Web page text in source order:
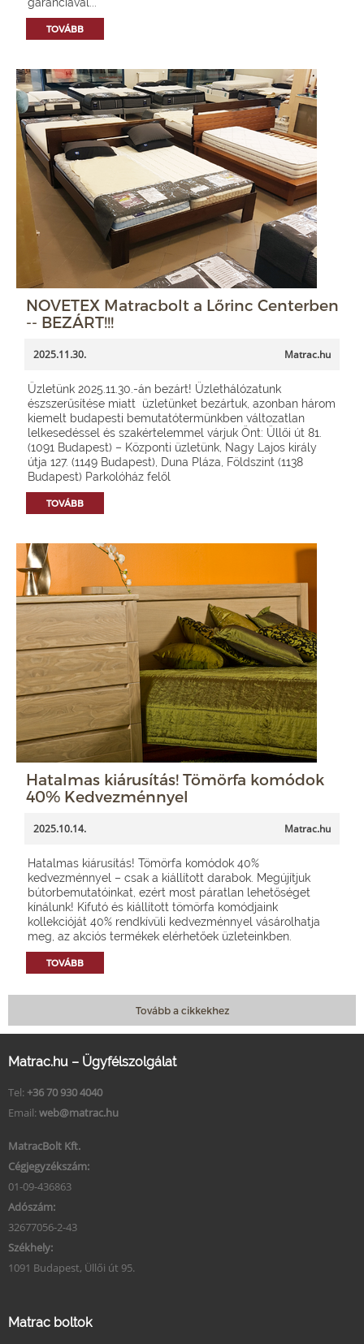
TOVÁBB
NOVETEX Matracbolt a Lőrinc Centerben
-- BEZÁRT!!!
2025.11.30. Matrac.hu
Üzletünk 2025.11.30.-án bezárt! Üzlethálózatunk
észszerűsítése miatt üzletünket bezártuk, azonban három
kiemelt budapesti bemutatótermünkben változatlan
lelkesedéssel és szakértelemmel várjuk Önt: Üllői út 81.
(1091 Budapest) – Központi üzletünk, Nagy Lajos király
útja 127. (1149 Budapest), Duna Pláza, Földszint (1138
Budapest) Parkolóház felől
TOVÁBB
Hatalmas kiárusítás! Tömörfa komódok
40% Kedvezménnyel
2025.10.14. Matrac.hu
Hatalmas kiárusítás! Tömörfa komódok 40%
kedvezménnyel – csak a kiállított darabok. Megújítjuk
bútorbemutatóinkat, ezért most páratlan lehetőséget
kínálunk! Kifutó és kiállított tömörfa komódjaink
kollekcióját 40% rendkívüli kedvezménnyel vásárolhatja
meg, az akciós termékek elérhetőek üzleteinkben.
TOVÁBB
Tovább a cikkekhez
Matrac.hu – Ügyfélszolgálat
Tel: +36 70 930 4040
Email: web@matrac.hu
MatracBolt Kft.
Cégjegyzékszám:
01-09-436863
Adószám:
32677056-2-43
Székhely:
1091 Budapest, Üllői út 95.
Matrac boltok